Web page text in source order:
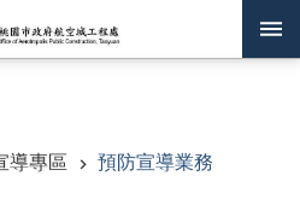
導專區 預防宣導業務